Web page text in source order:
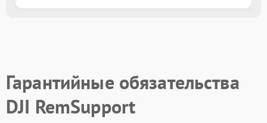
Гарантийные обязательства
DJI RemSupport